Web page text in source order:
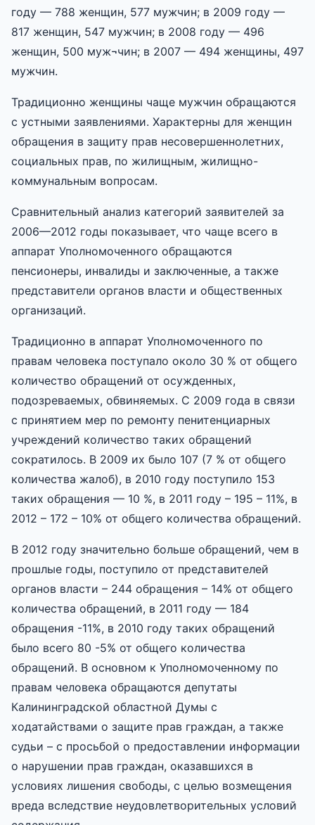
году — 788 женщин, 577 мужчин; в 2009 году —
817 женщин, 547 мужчин; в 2008 году — 496
женщин, 500 муж¬чин; в 2007 — 494 женщины, 497
мужчин.
Традиционно женщины чаще мужчин обращаются
с устными заявлениями. Характерны для женщин
обращения в защиту прав несовершеннолетних,
социальных прав, по жилищным, жилищно-
коммунальным вопросам.
Сравнительный анализ категорий заявителей за
2006—2012 годы показывает, что чаще всего в
аппарат Уполномоченного обращаются
пенсионеры, инвалиды и заключенные, а также
представители органов власти и общественных
организаций.
Традиционно в аппарат Уполномоченного по
правам человека поступало около 30 % от общего
количество обращений от осужденных,
подозреваемых, обвиняемых. С 2009 года в связи
с принятием мер по ремонту пенитенциарных
учреждений количество таких обращений
сократилось. В 2009 их было 107 (7 % от общего
количества жалоб), в 2010 году поступило 153
таких обращения — 10 %, в 2011 году – 195 – 11%, в
2012 – 172 – 10% от общего количества обращений.
В 2012 году значительно больше обращений, чем в
прошлые годы, поступило от представителей
органов власти – 244 обращения – 14% от общего
количества обращений, в 2011 году — 184
обращения -11%, в 2010 году таких обращений
было всего 80 -5% от общего количества
обращений. В основном к Уполномоченному по
правам человека обращаются депутаты
Калининградской областной Думы с
ходатайствами о защите прав граждан, а также
судьи – с просьбой о предоставлении информации
о нарушении прав граждан, оказавшихся в
условиях лишения свободы, с целью возмещения
вреда вследствие неудовлетворительных условий